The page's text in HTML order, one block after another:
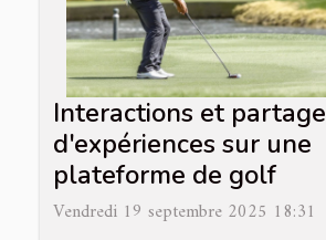
Interactions et partage
d'expériences sur une
plateforme de golf
Vendredi 19 septembre 2025 18:31